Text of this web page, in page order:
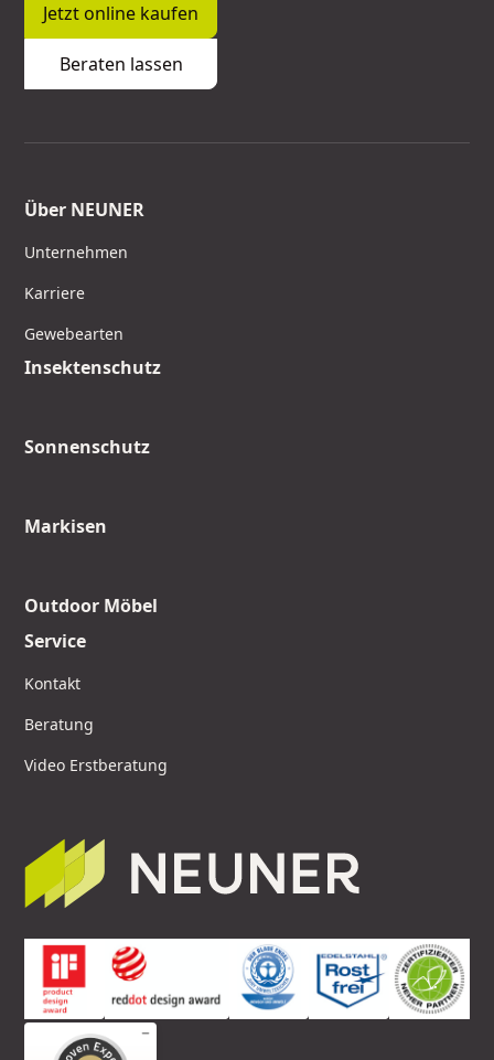
Jetzt online kaufen
Beraten lassen
Über NEUNER
Unternehmen
Karriere
Gewebearten
Insektenschutz
Sonnenschutz
Markisen
Outdoor Möbel
Service
Kontakt
Beratung
Video Erstberatung